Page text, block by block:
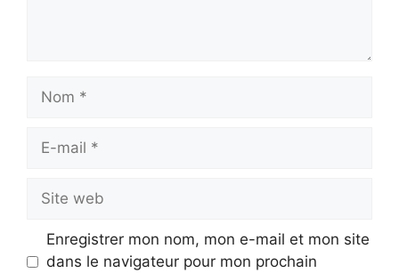
mail
web
Enregistrer mon nom, mon e-mail et mon site
dans le navigateur pour mon prochain